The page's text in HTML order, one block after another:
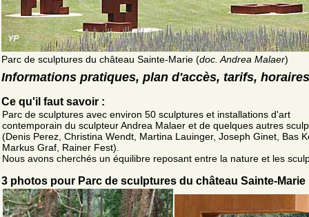
Parc de sculptures du château Sainte-Marie (doc. Andrea Malaer)
Informations pratiques, plan d'accès, tarifs, horaires
Ce qu'il faut savoir :
Parc de sculptures avec environ 50 sculptures et installations d'art
contemporain du sculpteur Andrea Malaer et de quelques autres
(Denis Perez, Christina Wendt, Martina Lauinger, Joseph Ginet, Bas
Markus Graf, Rainer Fest).
Nous avons cherchés un équilibre reposant entre la nature et les
3 photos pour Parc de sculptures du château Sainte-Marie